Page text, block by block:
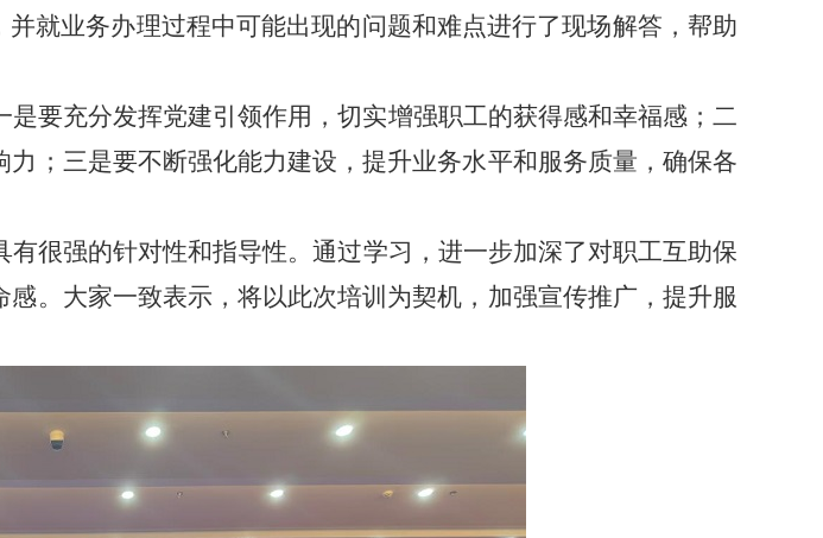
并就业务办理过程中可能出现的问题和难点进行了现场解答，帮助
要充分发挥党建引领作用，切实增强职工的获得感和幸福感；二
；三是要不断强化能力建设，提升业务水平和服务质量，确保各
很强的针对性和指导性。通过学习，进一步加深了对职工互助保
。大家一致表示，将以此次培训为契机，加强宣传推广，提升服